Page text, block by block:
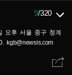
9/320
오후 서울 중구 청계
kgb@newsis.com